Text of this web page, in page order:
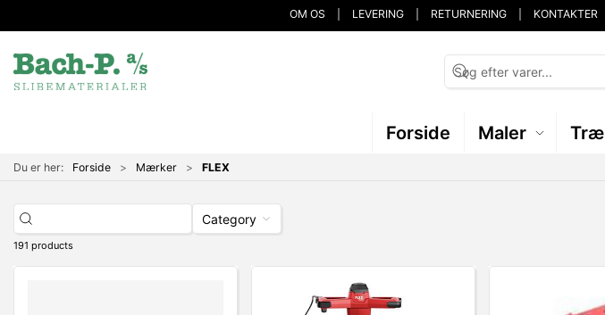
OM OS LEVERING RETURNERING KONTAKTER
Forside Maler Træ
Du er her: Forside Mærker FLEX
Category
191 products